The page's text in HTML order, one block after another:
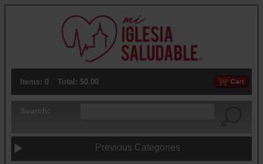
Items: 0 Total: $0.00
Previous Categories